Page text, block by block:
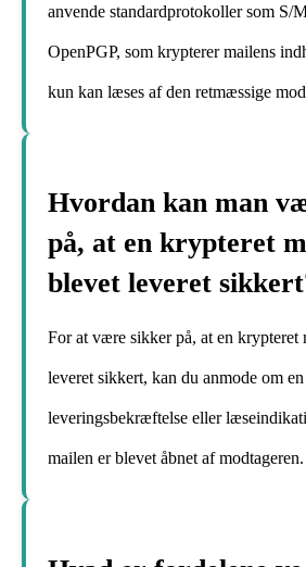
anvende standardprotokoller som S/
OpenPGP, som krypterer mailens
kun kan læses af den retmæssige
Hvordan kan man
på, at en krypteret
blevet leveret
For at være sikker på, at en krypteret
leveret sikkert, kan du anmode om en
leveringsbekræftelse eller
mailen er blevet åbnet af modtageren.